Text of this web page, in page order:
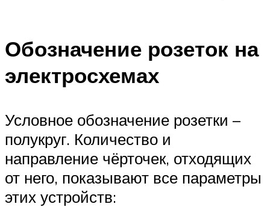
Обозначение розеток на
электросхемах
Условное обозначение розетки –
полукруг. Количество и
направление чёрточек, отходящих
от него, показывают все параметры
этих устройств: